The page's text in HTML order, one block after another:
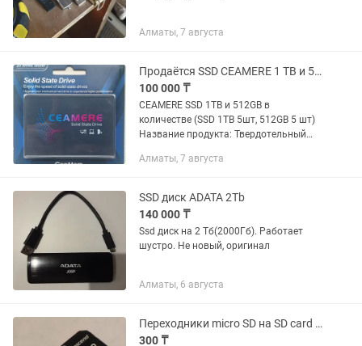
Алматы, 7 августа
Продаётся SSD CEAMERE 1 TB и 512GB по 5 штук каждое
100 000 ₸
CEAMERE SSD 1TB и 512GB в
количестве (SSD 1TB 5шт, 512GB 5 шт)
Название продукта: Твердотельный
характеристики продукта: Подходит
Алматы, 7 августа
SSD диск ADATA 2Tb
140 000 ₸
Ssd диск на 2 Тб(2000Гб). Работает
шустро. Не новый, оригинал
Алматы, 6 августа
Переходники micro SD на SD card в чехле. Новые.
300 ₸